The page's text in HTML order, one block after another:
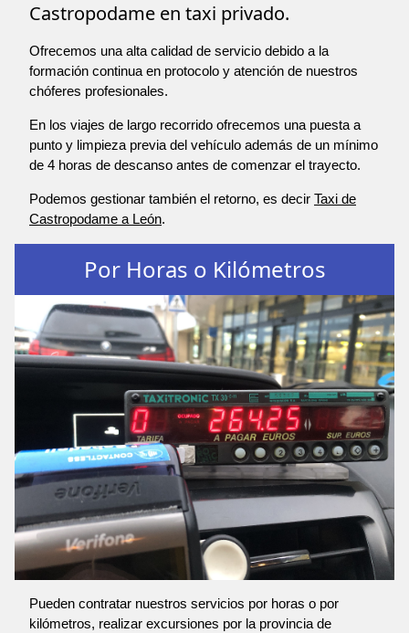
Castropodame en taxi privado.
Ofrecemos una alta calidad de servicio debido a la
formación continua en protocolo y atención de nuestros
chóferes profesionales.
En los viajes de largo recorrido ofrecemos una puesta a
punto y limpieza previa del vehículo además de un mínimo
de 4 horas de descanso antes de comenzar el trayecto.
Podemos gestionar también el retorno, es decir Taxi de
Castropodame a León.
Por Horas o Kilómetros
Pueden contratar nuestros servicios por horas o por
kilómetros, realizar excursiones por la provincia de